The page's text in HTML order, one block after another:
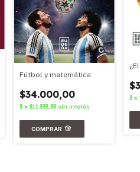
Fútbol y matemática
$34.000,00
3 x $11.333,33 sin interés
3 x